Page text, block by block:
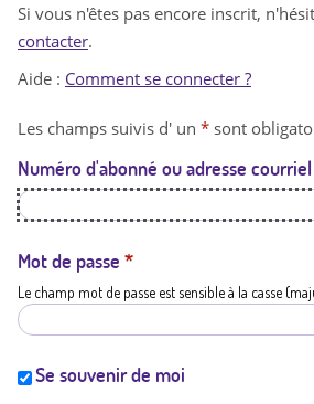
n
t
a
t
i
Si vous n'êtes pas encore inscrit,
contacter.
Aide : Comment se connecter ?
Les champs suivis d' un * sont
Numéro d'abonné ou adresse courriel
Mot de passe *
Le champ mot de passe est sensible à la casse
Se souvenir de moi